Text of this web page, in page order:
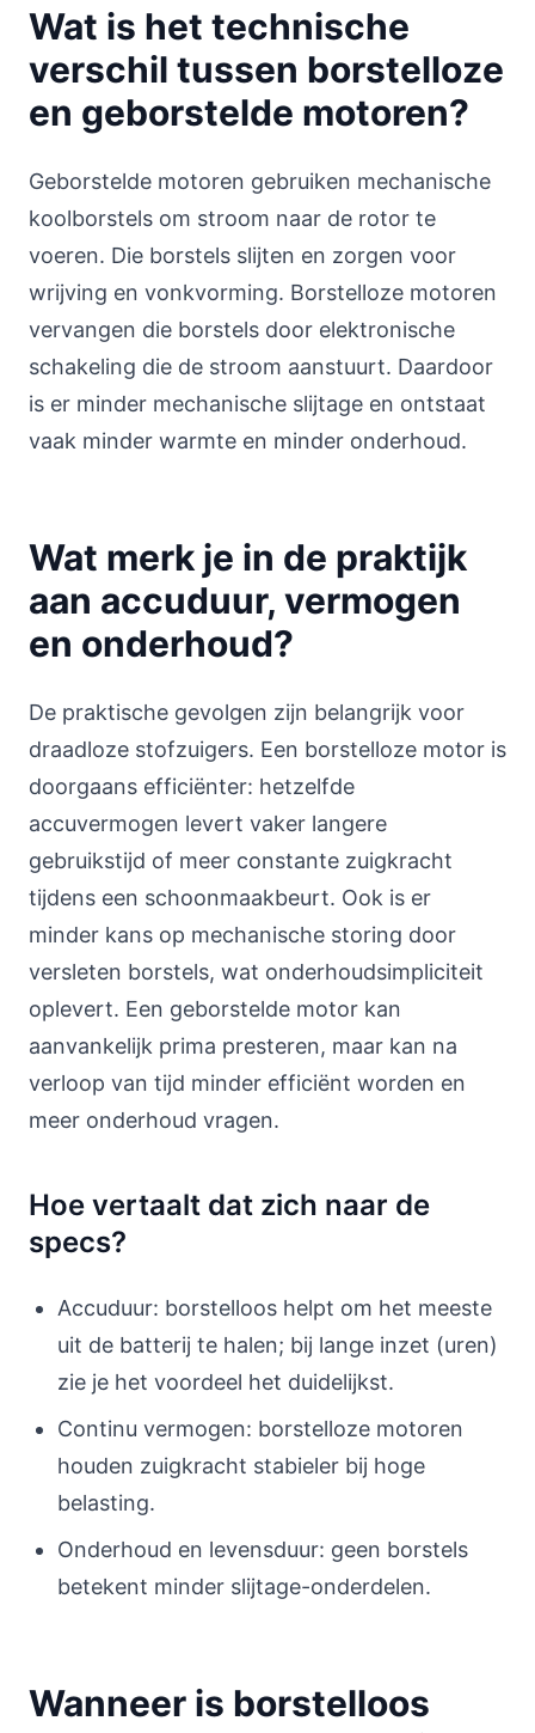
Wat is het technische
verschil tussen borstelloze
en geborstelde motoren?
Geborstelde motoren gebruiken mechanische
koolborstels om stroom naar de rotor te
voeren. Die borstels slijten en zorgen voor
wrijving en vonkvorming. Borstelloze motoren
vervangen die borstels door elektronische
schakeling die de stroom aanstuurt. Daardoor
is er minder mechanische slijtage en ontstaat
vaak minder warmte en minder onderhoud.
Wat merk je in de praktijk
aan accuduur, vermogen
en onderhoud?
De praktische gevolgen zijn belangrijk voor
draadloze stofzuigers. Een borstelloze motor is
doorgaans efficiënter: hetzelfde
accuvermogen levert vaker langere
gebruikstijd of meer constante zuigkracht
tijdens een schoonmaakbeurt. Ook is er
minder kans op mechanische storing door
versleten borstels, wat onderhoudsimpliciteit
oplevert. Een geborstelde motor kan
aanvankelijk prima presteren, maar kan na
verloop van tijd minder efficiënt worden en
meer onderhoud vragen.
Hoe vertaalt dat zich naar de
specs?
Accuduur: borstelloos helpt om het meeste
uit de batterij te halen; bij lange inzet (uren)
zie je het voordeel het duidelijkst.
Continu vermogen: borstelloze motoren
houden zuigkracht stabieler bij hoge
belasting.
Onderhoud en levensduur: geen borstels
betekent minder slijtage-onderdelen.
Wanneer is borstelloos